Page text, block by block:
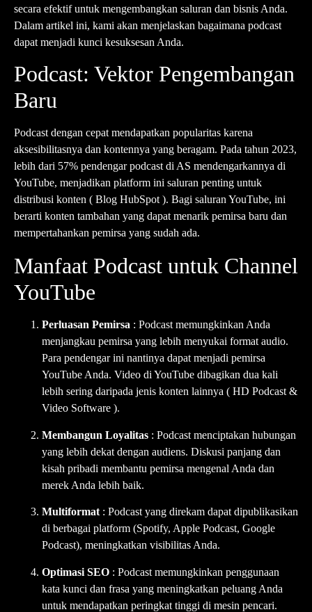
secara efektif untuk mengembangkan saluran dan bisnis Anda.
Dalam artikel ini, kami akan menjelaskan bagaimana podcast
dapat menjadi kunci kesuksesan Anda.
Podcast: Vektor Pengembangan
Baru
Podcast dengan cepat mendapatkan popularitas karena
aksesibilitasnya dan kontennya yang beragam. Pada tahun 2023,
lebih dari 57% pendengar podcast di AS mendengarkannya di
YouTube, menjadikan platform ini saluran penting untuk
distribusi konten ( Blog HubSpot). Bagi saluran YouTube, ini
berarti konten tambahan yang dapat menarik pemirsa baru dan
mempertahankan pemirsa yang sudah ada.
Manfaat Podcast untuk Channel
YouTube
Perluasan Pemirsa : Podcast memungkinkan Anda
menjangkau pemirsa yang lebih menyukai format audio.
Para pendengar ini nantinya dapat menjadi pemirsa
YouTube Anda. Video di YouTube dibagikan dua kali
lebih sering daripada jenis konten lainnya ( HD Podcast &
Video Software ).
Membangun Loyalitas : Podcast menciptakan hubungan
yang lebih dekat dengan audiens. Diskusi panjang dan
kisah pribadi membantu pemirsa mengenal Anda dan
merek Anda lebih baik.
Multiformat : Podcast yang direkam dapat dipublikasikan
di berbagai platform (Spotify, Apple Podcast, Google
Podcast), meningkatkan visibilitas Anda.
Optimasi SEO : Podcast memungkinkan penggunaan
kata kunci dan frasa yang meningkatkan peluang Anda
untuk mendapatkan peringkat tinggi di mesin pencari.